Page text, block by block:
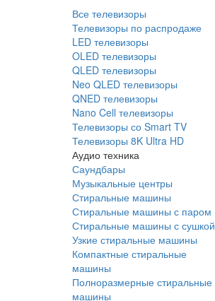
Все телевизоры
Телевизоры по распродаже
LED телевизоры
OLED телевизоры
QLED телевизоры
Neo QLED телевизоры
QNED телевизоры
Nano Cell телевизоры
Телевизоры со Smart TV
Телевизоры 8K Ultra HD
Аудио техника
Саундбары
Музыкальные центры
Стиральные машины
Стиральные машины с паром
Стиральные машины с сушкой
Узкие стиральные машины
Компактные стиральные
машины
Полноразмерные стиральные
машины